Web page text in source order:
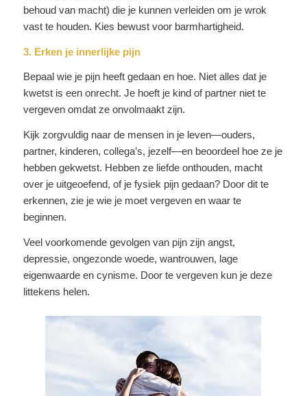
behoud van macht) die je kunnen verleiden om je wrok
vast te houden. Kies bewust voor barmhartigheid.
3. Erken je innerlijke pijn
Bepaal wie je pijn heeft gedaan en hoe. Niet alles dat je
kwetst is een onrecht. Je hoeft je kind of partner niet te
vergeven omdat ze onvolmaakt zijn.
Kijk zorgvuldig naar de mensen in je leven—ouders,
partner, kinderen, collega’s, jezelf—en beoordeel hoe ze je
hebben gekwetst. Hebben ze liefde onthouden, macht
over je uitgeoefend, of je fysiek pijn gedaan? Door dit te
erkennen, zie je wie je moet vergeven en waar te
beginnen.
Veel voorkomende gevolgen van pijn zijn angst,
depressie, ongezonde woede, wantrouwen, lage
eigenwaarde en cynisme. Door te vergeven kun je deze
littekens helen.